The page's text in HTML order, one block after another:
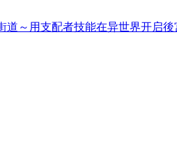
道～用支配者技能在异世界开启